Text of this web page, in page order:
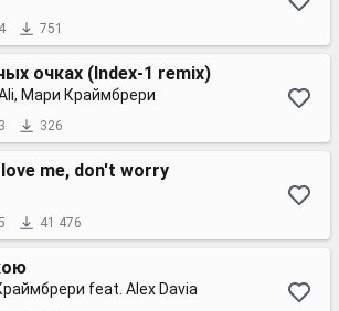
751
очках (Index-1 remix)
Мари Краймбрери
326
me, don't worry
41 476
feat. Alex Davia